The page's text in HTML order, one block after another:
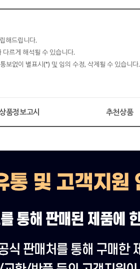
해드립니다.
르게 해석될 수 있습니다.
보없이 별표시(*) 및 임의 수정, 삭제될 수 있습니다.
품정보고시 추천상품